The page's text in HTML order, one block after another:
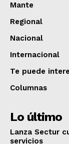
Mante
Regional
Nacional
Internacional
Te puede
Columnas
Lo último
Lanza Sectur
servicios